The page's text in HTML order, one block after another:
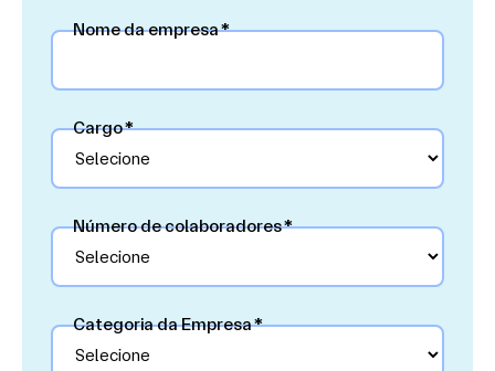
Nome da empresa*
Cargo*
Número de colaboradores*
Categoria da Empresa*